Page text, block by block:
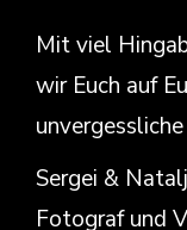
Mit viel
wir Euch auf
Sergei &
Fotograf und